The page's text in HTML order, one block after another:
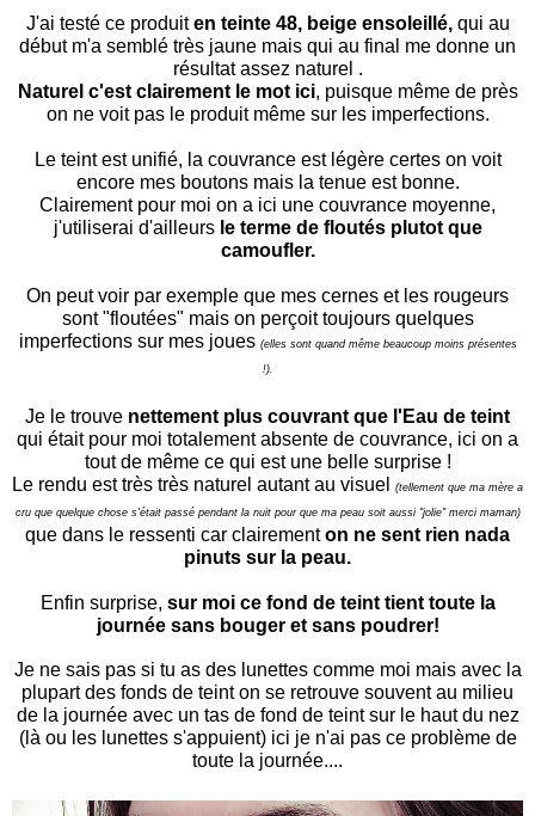
J'ai testé ce produit en teinte 48, beige ensoleillé, qui au
début m'a semblé très jaune mais qui au final me donne un
résultat assez naturel .
Naturel c'est clairement le mot ici, puisque même de près
on ne voit pas le produit même sur les imperfections.
Le teint est unifié, la couvrance est légère certes on voit
encore mes boutons mais la tenue est bonne.
Clairement pour moi on a ici une couvrance moyenne,
j'utiliserai d'ailleurs le terme de floutés plutot que
camoufler.
On peut voir par exemple que mes cernes et les rougeurs
sont "floutées" mais on perçoit toujours quelques
imperfections sur mes joues (elles sont quand même beaucoup moins présentes
!).
Je le trouve nettement plus couvrant que l'Eau de teint
qui était pour moi totalement absente de couvrance, ici on a
tout de même ce qui est une belle surprise !
Le rendu est très très naturel autant au visuel
(tellement que ma mère a
cru que quelque chose s'était passé pendant la nuit pour que ma peau soit aussi "jolie" merci maman)
que dans le ressenti car clairementon ne sent rien nada
pinuts sur la peau.
Enfin surprise, sur moi ce fond de teint tient toute la
journée sans bouger et sans poudrer!
Je ne sais pas si tu as des lunettes comme moi mais avec la
plupart des fonds de teint on se retrouve souvent au milieu
de la journée avec un tas de fond de teint sur le haut du nez
(là ou les lunettes s'appuient) ici je n'ai pas ce problème de
toute la journée....